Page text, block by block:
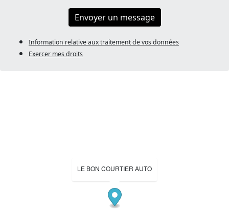
Envoyer un message
Information relative aux traitement de vos données
Exercer mes droits
LE BON COURTIER AUTO